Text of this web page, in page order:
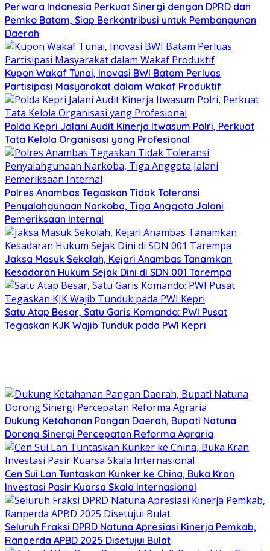
Perwara Indonesia Perkuat Sinergi dengan DPRD dan
Pemko Batam, Siap Berkontribusi untuk Pembangunan
Daerah
Kupon Wakaf Tunai, Inovasi BWI Batam Perluas
Partisipasi Masyarakat dalam Wakaf Produktif
Polda Kepri Jalani Audit Kinerja Itwasum Polri, Perkuat
Tata Kelola Organisasi yang Profesional
Polres Anambas Tegaskan Tidak Toleransi
Penyalahgunaan Narkoba, Tiga Anggota Jalani
Pemeriksaan Internal
Jaksa Masuk Sekolah, Kejari Anambas Tanamkan
Kesadaran Hukum Sejak Dini di SDN 001 Tarempa
Satu Atap Besar, Satu Garis Komando: PWI Pusat
Tegaskan KJK Wajib Tunduk pada PWI Kepri
Dukung Ketahanan Pangan Daerah, Bupati Natuna
Dorong Sinergi Percepatan Reforma Agraria
Cen Sui Lan Tuntaskan Kunker ke China, Buka Kran
Investasi Pasir Kuarsa Skala Internasional
Seluruh Fraksi DPRD Natuna Apresiasi Kinerja Pemkab,
Ranperda APBD 2025 Disetujui Bulat